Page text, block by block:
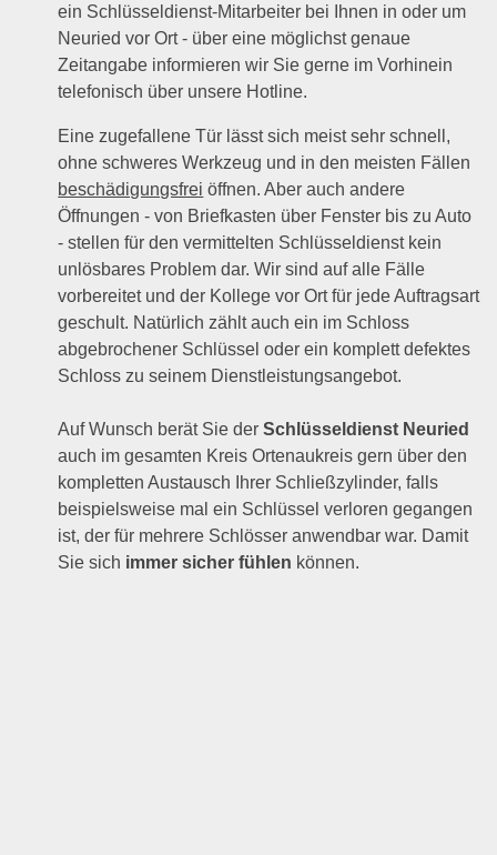
ein Schlüsseldienst-Mitarbeiter bei Ihnen in oder um
Neuried vor Ort - über eine möglichst genaue
Zeitangabe informieren wir Sie gerne im Vorhinein
telefonisch über unsere Hotline.
Eine zugefallene Tür lässt sich meist sehr schnell,
ohne schweres Werkzeug und in den meisten Fällen
beschädigungsfrei öffnen. Aber auch andere
Öffnungen - von Briefkasten über Fenster bis zu Auto
- stellen für den vermittelten Schlüsseldienst kein
unlösbares Problem dar. Wir sind auf alle Fälle
vorbereitet und der Kollege vor Ort für jede Auftragsart
geschult. Natürlich zählt auch ein im Schloss
abgebrochener Schlüssel oder ein komplett defektes
Schloss zu seinem Dienstleistungsangebot.
Auf Wunsch berät Sie derSchlüsseldienst Neuried
auch im gesamten Kreis Ortenaukreis gern über den
kompletten Austausch Ihrer Schließzylinder, falls
beispielsweise mal ein Schlüssel verloren gegangen
ist, der für mehrere Schlösser anwendbar war. Damit
Sie sich immer sicher fühlen können.